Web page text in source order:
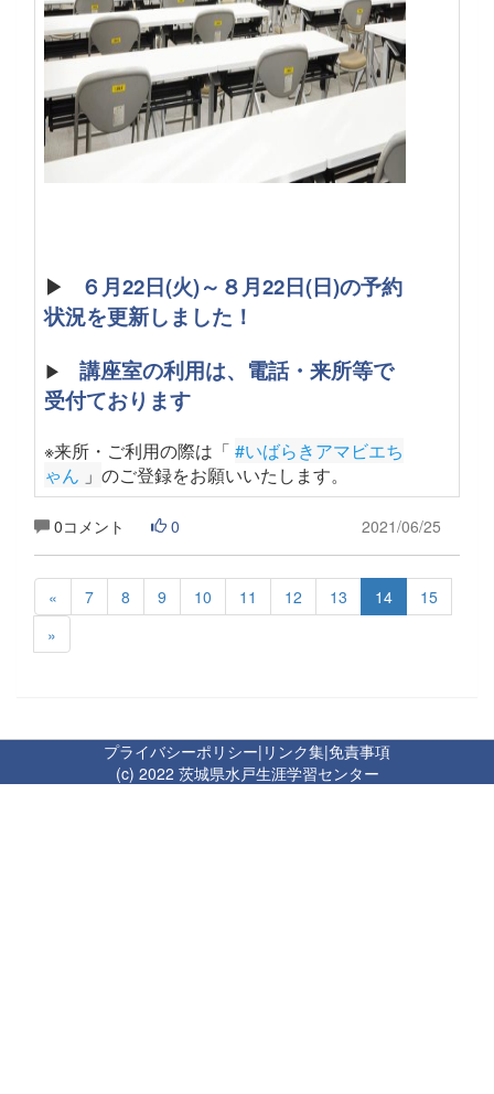
▶
６月22日(火)～８月22日(日)の予約
状況を更新しました！
▶ 講座室の利用は、電話・来所等で
受付ております
※来所・ご利用の際は「 #いばらきアマビエち
ゃん 」 のご登録をお願いいたします。
0コメント 0 2021/06/25
« 7 8 9 10 11 12 13 14
15
»
プライバシーポリシー| リンク集|免責事項
(c) 2022 茨城県水戸生涯学習センター